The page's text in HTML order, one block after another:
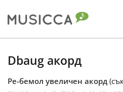
Български
Dbaug акорд
Ре-бемол увеличен акорд